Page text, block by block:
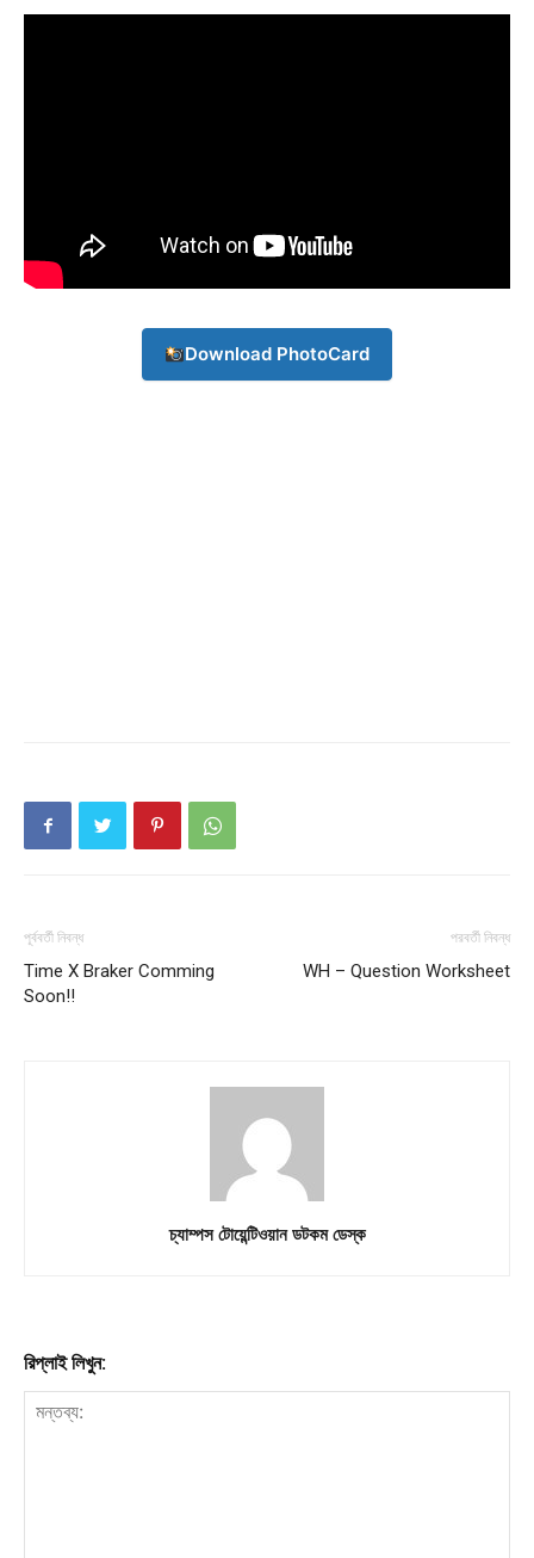
About
Contact us
Subscription Plans
Download PhotoCard
Download PhotoCard
পূর্ববর্তী নিবন্ধ
Time X Braker Comming
Soon!!
পরবর্তী নিবন্ধ
WH – Question Worksheet
চ্যাম্পস টোয়েন্টিওয়ান ডটকম ডেস্ক
রিপ্লাই লিখুন: